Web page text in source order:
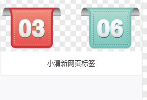
小清新网页标签